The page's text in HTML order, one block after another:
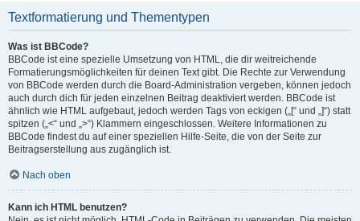
Textformatierung und Thementypen
Was ist BBCode?
BBCode ist eine spezielle Umsetzung von HTML, die dir weitreichende
Formatierungsmöglichkeiten für deinen Text gibt. Die Rechte zur Verwendung
von BBCode werden durch die Board-Administration vergeben, können jedoch
auch durch dich für jeden einzelnen Beitrag deaktiviert werden. BBCode ist
ähnlich wie HTML aufgebaut, jedoch werden Tags von eckigen („[“ und „]“) statt
spitzen („<“ und „>“) Klammern eingeschlossen. Weitere Informationen zu
BBCode findest du auf einer speziellen Hilfe-Seite, die von der Seite zur
Beitragserstellung aus zugänglich ist.
Nach oben
Kann ich HTML benutzen?